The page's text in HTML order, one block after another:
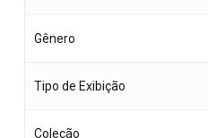
Gênero
Tipo de Exibição
Coleção